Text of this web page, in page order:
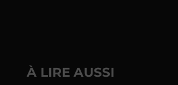
À LIRE AUSSI